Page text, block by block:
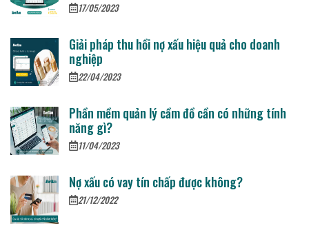
17/05/2023
Giải pháp thu hồi nợ xấu hiệu quả cho doanh
nghiệp
22/04/2023
Phần mềm quản lý cầm đồ cần có những tính
năng gì?
11/04/2023
Nợ xấu có vay tín chấp được không?
21/12/2022